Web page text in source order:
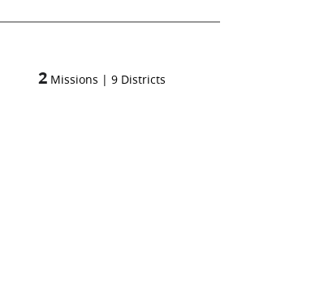
2 Missions | 9 Districts